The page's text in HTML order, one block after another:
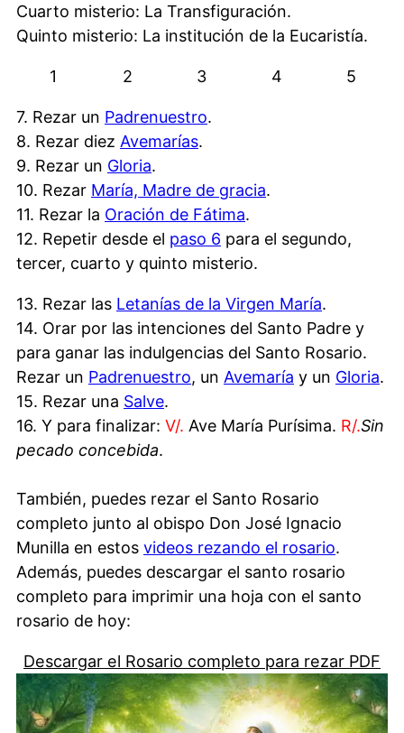
Cuarto misterio: La Transfiguración.
Quinto misterio: La institución de la Eucaristía.
1 2 3 4 5
7. Rezar un Padrenuestro.
8. Rezar diez Avemarías.
9. Rezar un Gloria.
10. Rezar María, Madre de gracia.
11. Rezar la Oración de Fátima.
12. Repetir desde el paso 6 para el segundo,
tercer, cuarto y quinto misterio.
13. Rezar las Letanías de la Virgen María.
14. Orar por las intenciones del Santo Padre y
para ganar las indulgencias del Santo Rosario.
Rezar un Padrenuestro, un Avemaría y un Gloria.
15. Rezar una Salve.
16. Y para finalizar: V/. Ave María Purísima. R/.Sin
pecado concebida.
También, puedes rezar el Santo Rosario
completo junto al obispo Don José Ignacio
Munilla en estos videos rezando el rosario.
Además, puedes descargar el santo rosario
completo para imprimir una hoja con el santo
rosario de hoy:
Descargar el Rosario completo para rezar PDF